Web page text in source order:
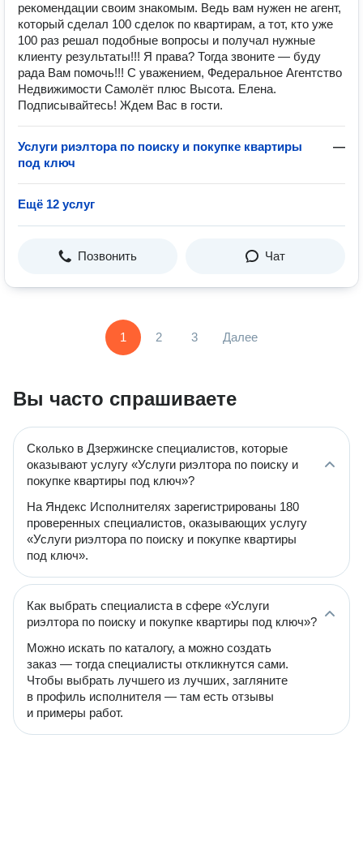
рекомендации своим знакомым. Ведь вам нужен не агент,
который сделал 100 сделок по квартирам, а тот, кто уже
100 раз решал подобные вопросы и получал нужные
клиенту результаты!!! Я права? Тогда звоните — буду
рада Вам помочь!!! С уважением, Федеральное Агентство
Недвижимости Самолёт плюс Высота. Елена.
Подписывайтесь! Ждем Вас в гости.
Услуги риэлтора по поиску и покупке квартиры
под ключ
—
Ещё 12 услуг
Позвонить Чат
1 2 3 Далее
Вы часто спрашиваете
Сколько в Дзержинске специалистов, которые
оказывают услугу «Услуги риэлтора по поиску и
покупке квартиры под ключ»?
На Яндекс Исполнителях зарегистрированы 180
проверенных специалистов, оказывающих услугу
«Услуги риэлтора по поиску и покупке квартиры
под ключ».
Как выбрать специалиста в сфере «Услуги
риэлтора по поиску и покупке квартиры под ключ»?
Можно искать по каталогу, а можно создать
заказ — тогда специалисты откликнутся сами.
Чтобы выбрать лучшего из лучших, загляните
в профиль исполнителя — там есть отзывы
и примеры работ.